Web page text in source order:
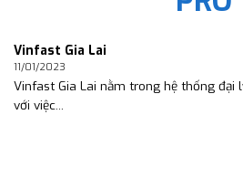
Vinfast Gia Lai
11/01/2023
Vinfast Gia Lai nằm trong hệ thống
với việc...